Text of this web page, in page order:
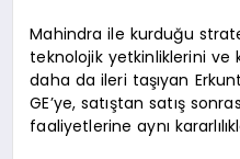
Mahindra ile kurduğu
teknolojik yetkinliklerini
daha da ileri taşıyan
GE’ye, satıştan satış
faaliyetlerine aynı